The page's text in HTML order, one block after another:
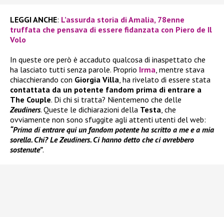
LEGGI ANCHE: L’assurda storia di Amalia, 78enne
truffata che pensava di essere fidanzata con Piero de Il
Volo
In queste ore però è accaduto qualcosa di inaspettato che
ha lasciato tutti senza parole. Proprio Irma, mentre stava
chiacchierando con Giorgia Villa, ha rivelato di essere stata
contattata da un potente fandom prima di entrare a
The Couple. Di chi si tratta? Nientemeno che delle
Zeudiners. Queste le dichiarazioni della Testa, che
ovviamente non sono sfuggite agli attenti utenti del web:
“Prima di entrare qui un fandom potente ha scritto a me e a mia
sorella. Chi? Le Zeudiners. Ci hanno detto che ci avrebbero
sostenute”.